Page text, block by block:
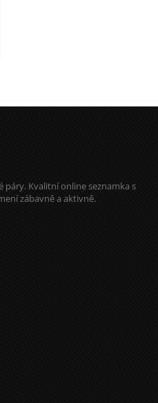
páry. Kvalitní online seznamka s
zábavně a aktivně.